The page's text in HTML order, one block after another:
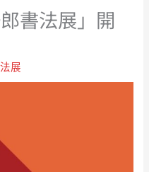
書法展」開
展